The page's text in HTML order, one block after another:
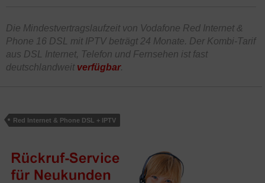
Die Mindestvertragslaufzeit von Vodafone Red Internet &
Phone 16 DSL mit IPTV beträgt 24 Monate. Der Kombi-Tarif
aus DSL Internet, Telefon und Fernsehen ist fast
deutschlandweit verfügbar.
Red Internet & Phone DSL + IPTV